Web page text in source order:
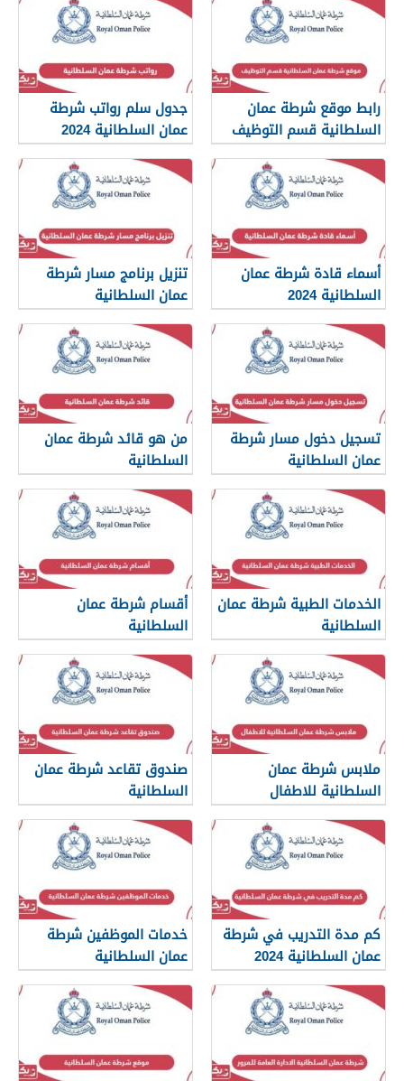
رابط موقع شرطة عمان
السلطانية قسم التوظيف
جدول سلم رواتب شرطة
عمان السلطانية 2024
أسماء قادة شرطة عمان
السلطانية 2024
تنزيل برنامج مسار شرطة
عمان السلطانية
تسجيل دخول مسار شرطة
عمان السلطانية
من هو قائد شرطة عمان
السلطانية
الخدمات الطبية شرطة عمان
السلطانية
أقسام شرطة عمان
السلطانية
ملابس شرطة عمان
السلطانية للاطفال
صندوق تقاعد شرطة عمان
السلطانية
كم مدة التدريب في شرطة
عمان السلطانية 2024
خدمات الموظفين شرطة
عمان السلطانية